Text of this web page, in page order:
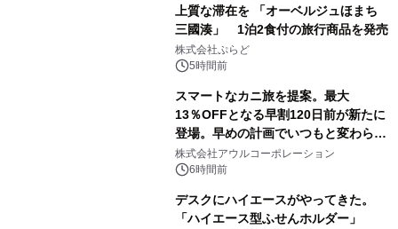
上質な滞在を 「オーベルジュほまち
三國湊」 1泊2食付の旅行商品を発売
株式会社ぷらど
5時間前
スマートなカニ旅を提案。最大
13％OFFとなる早割120日前が新たに
登場。早めの計画でいつもと変わらぬ
大人の冬旅を。ー夕日ヶ浦温泉「佳松
苑 別邸ふうか」ー
株式会社アウルコーポレーション
6時間前
デスクにハイエースがやってきた。
「ハイエース型ふせんホルダー」